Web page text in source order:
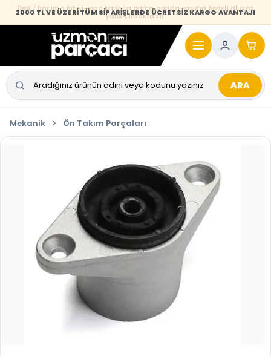
2000 TL VE ÜZERİ TÜM SİPARİŞLERDE ÜCRETSİZ KARGO AVANTAJI
Desi / hacim sınırını aşan kaporta parçalarında taşıma bedeli alıcıya
yansıtılmaktadır.
ARA
Mekanik Ön Takım Parçaları